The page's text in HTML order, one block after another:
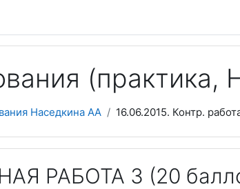
(практика,
Наседкина АА 16.06.2015. Контр.
РАБОТА 3 (20